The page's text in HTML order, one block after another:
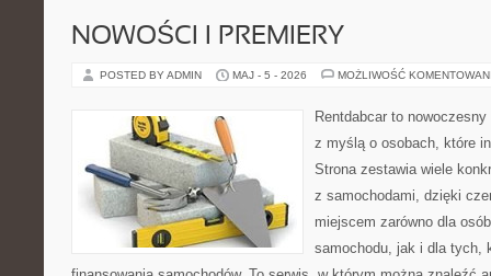
NOWOŚCI I PREMIERY
POSTED BY ADMIN MAJ - 5 - 2026 MOŻLIWOŚĆ
Rentdabcar to
z myślą o osobach, które
Strona zestawia wiele
z samochodami, dzięki
miejscem zarówno dla
samochodu, jak i dla tych,